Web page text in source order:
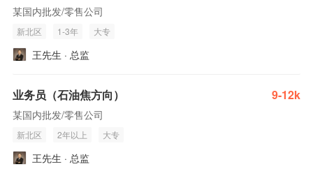
某国内批发/零售公司
新北区 1-3年 大专
王先生 · 总监
业务员（石油焦方向） 9-12k
某国内批发/零售公司
新北区 2年以上 大专
王先生 · 总监